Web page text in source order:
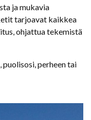
ja mukavia
tarjoavat kaikkea
ohjattua tekemistä
perheen tai